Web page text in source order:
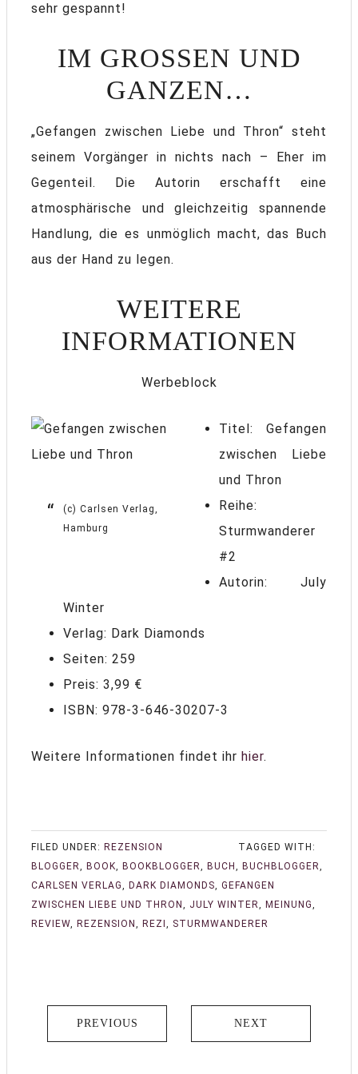
sehr gespannt!
IM GROSSEN UND G
ANZEN…
„Gefangen zwischen Liebe und Thron“ steht
seinem Vorgänger in nichts nach – Eher im
Gegenteil. Die Autorin erschafft eine
atmosphärische und gleichzeitig spannende
Handlung, die es unmöglich macht, das Buch
aus der Hand zu legen.
WEITERE
INFORMATIONEN
Werbeblock
(c) Carlsen Verlag,
Hamburg
Titel: Gefangen
zwischen Liebe
und Thron
Reihe:
Sturmwanderer
#2
Autorin: July
Winter
Verlag: Dark Diamonds
Seiten: 259
Preis: 3,99 €
ISBN: 978-3-646-30207-3
Weitere Informationen findet ihr hier.
FILED UNDER: REZENSION
TAGGED WITH:
BLOGGER
BOOK BOOKBLOGGER BUCH BUCHBLOGGER
CARLSEN VERLAG
DARK DIAMONDS
GEFANGEN
ZWISCHEN LIEBE UND THRON
JULY WINTER MEINUNG
REVIEW REZENSION REZI STURMWANDERER
PREVIOUS NEXT